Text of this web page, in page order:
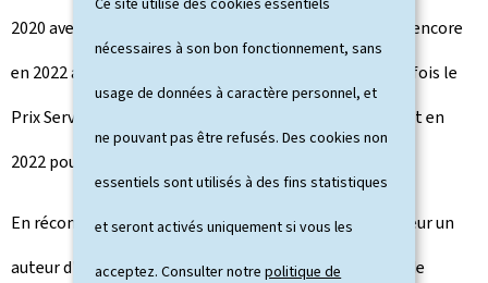
nécessaires à son bon fonctionnement, sans
usage de données à caractère personnel, et
ne pouvant pas être refusés. Des cookies non
essentiels sont utilisés à des fins statistiques
et seront activés uniquement si vous les
acceptez. Consulter notrepolitique de
2020 avec le prix Gustav Regler de la ville de Merzig ou encore
en 2022 avec le prix de poésie de Merano. Il a reçu deux fois le
Prix Servais: en 2002 pour le recueil de nouvelles Rost et en
2022 pour le roman Lärm.
En récompensant Guy Helminger, le jury met à l'honneur un
auteur d'une extraordinaire polyvalence et d'une grande